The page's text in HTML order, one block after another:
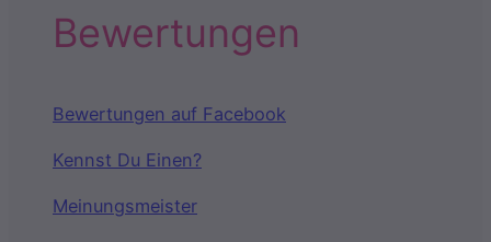
Bewertungen
Bewertungen auf Facebook
Kennst Du Einen?
Meinungsmeister